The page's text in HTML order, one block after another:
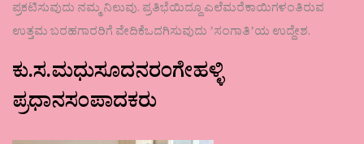
ಪ್ರಕಟಿಸುವುದು ನಮ್ಮ ನಿಲುವು. ಪ್ರತಿಭೆಯಿದ್ದೂ ಎಲೆಮರೆಕಾಯಿಗಳಂತಿರುವ
ಉತ್ತಮ ಬರಹಗಾರರಿಗೆ ವೇದಿಕೆಒದಗಿಸುವುದು ʼಸಂಗಾತಿʼಯ ಉದ್ದೇಶ.
ಕು.ಸ.ಮಧುಸೂದನರಂಗೇಹಳ್ಳಿ
ಪ್ರಧಾನಸಂಪಾದಕರು